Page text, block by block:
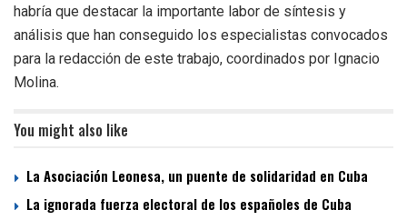
habría que destacar la importante labor de síntesis y
análisis que han conseguido los especialistas convocados
para la redacción de este trabajo, coordinados por Ignacio
Molina.
You might also like
La Asociación Leonesa, un puente de solidaridad en Cuba
La ignorada fuerza electoral de los españoles de Cuba